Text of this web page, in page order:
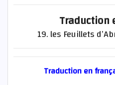
Traduction
19. les Feuillets
Traduction en